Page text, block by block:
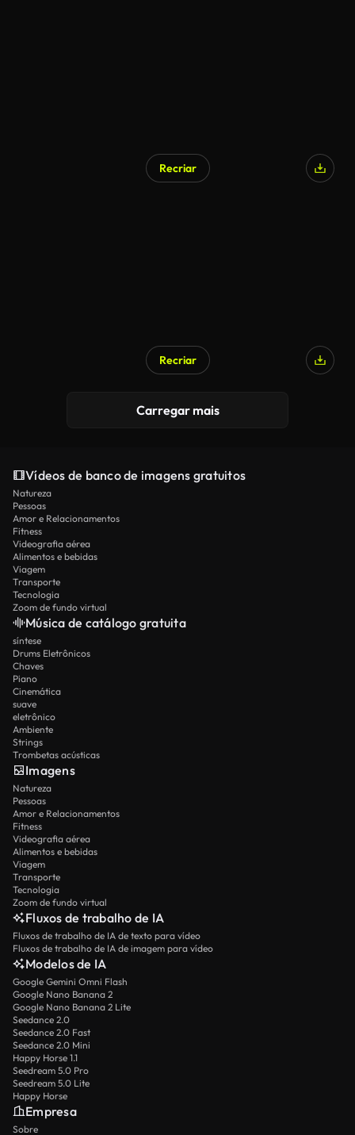
Recriar
Recriar
Carregar mais
Vídeos de banco de imagens gratuitos
Natureza
Pessoas
Amor e Relacionamentos
Fitness
Videografia aérea
Alimentos e bebidas
Viagem
Transporte
Tecnologia
Zoom de fundo virtual
Música de catálogo gratuita
síntese
Drums Eletrônicos
Chaves
Piano
Cinemática
suave
eletrônico
Ambiente
Strings
Trombetas acústicas
Imagens
Natureza
Pessoas
Amor e Relacionamentos
Fitness
Videografia aérea
Alimentos e bebidas
Viagem
Transporte
Tecnologia
Zoom de fundo virtual
Fluxos de trabalho de IA
Fluxos de trabalho de IA de texto para vídeo
Fluxos de trabalho de IA de imagem para vídeo
Modelos de IA
Google Gemini Omni Flash
Google Nano Banana 2
Google Nano Banana 2 Lite
Seedance 2.0
Seedance 2.0 Fast
Seedance 2.0 Mini
Happy Horse 1.1
Seedream 5.0 Pro
Seedream 5.0 Lite
Happy Horse
Empresa
Sobre